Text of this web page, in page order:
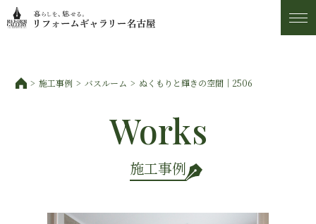
施工事例 バスルーム ぬくもりと輝きの空間｜2506
施工事例
Works